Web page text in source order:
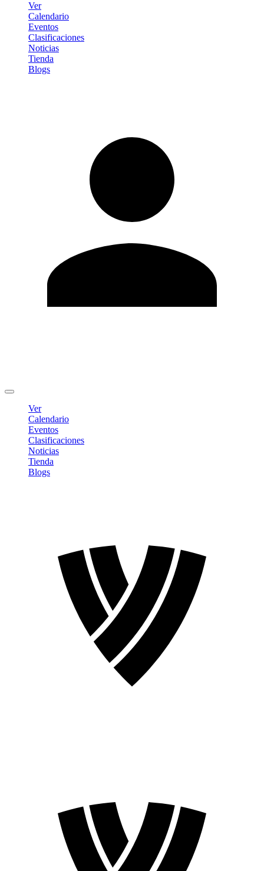
Ver
Calendario
Eventos
Clasificaciones
Noticias
Tienda
Blogs
Ver
Calendario
Eventos
Clasificaciones
Noticias
Tienda
Blogs